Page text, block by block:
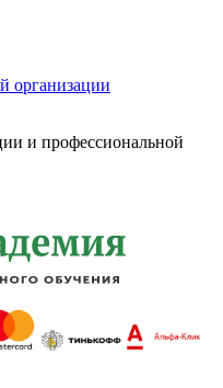
организации
и профессиональной